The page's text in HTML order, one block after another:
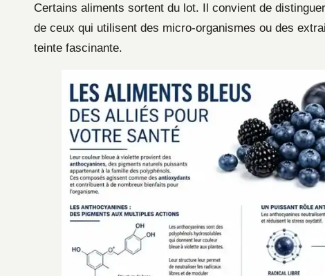
Certains aliments sortent du lot. Il convient de
de ceux qui utilisent des micro-organismes ou des
teinte fascinante.